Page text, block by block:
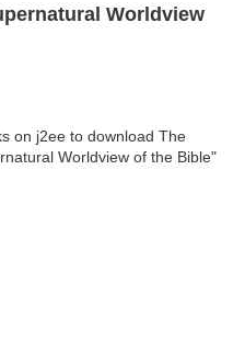
Worldview